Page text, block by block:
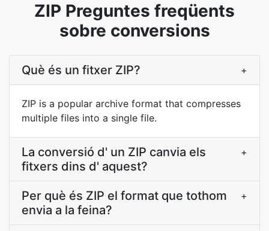
ZIP Preguntes freqüents
sobre conversions
Què és un fitxer ZIP? +
ZIP is a popular archive format that compresses
multiple files into a single file.
La conversió d' un ZIP canvia els
fitxers dins d' aquest?
+
Per què és ZIP el format que tothom
envia a la feina?
+